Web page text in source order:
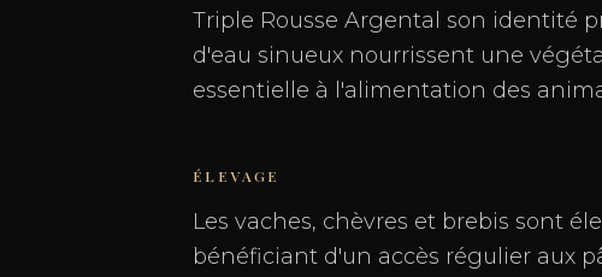
Triple Rousse Argental son identité
d'eau sinueux nourrissent une
essentielle à l'alimentation des
ÉLEVAGE
Les vaches, chèvres et brebis sont
bénéficiant d'un accès régulier aux